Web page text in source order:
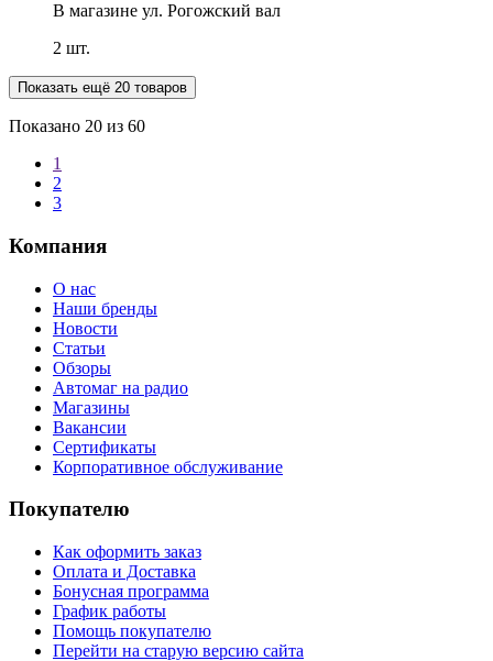
В магазине ул. Рогожский вал
2 шт.
Показать ещё 20 товаров
Показано 20 из 60
1
2
3
Компания
О нас
Наши бренды
Новости
Статьи
Обзоры
Автомаг на радио
Магазины
Вакансии
Сертификаты
Корпоративное обслуживание
Покупателю
Как оформить заказ
Оплата и Доставка
Бонусная программа
График работы
Помощь покупателю
Перейти на старую версию сайта